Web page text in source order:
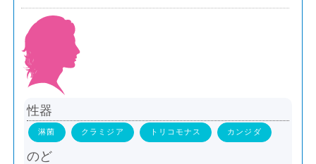
性器
淋菌 クラミジア トリコモナス カンジダ
のど